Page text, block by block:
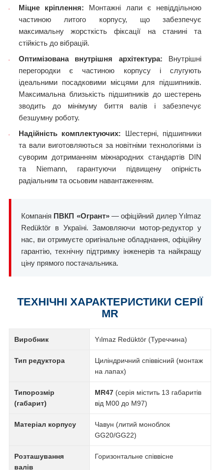
Міцне кріплення: Монтажні лапи є невіддільною
частиною литого корпусу, що забезпечує
максимальну жорсткість фіксації на станині та
стійкість до вібрацій.
Оптимізована внутрішня архітектура: Внутрішні
перегородки є частиною корпусу і слугують
ідеальними посадковими місцями для підшипників.
Максимальна близькість підшипників до шестерень
зводить до мінімуму биття валів і забезпечує
безшумну роботу.
Надійність комплектуючих: Шестерні, підшипники
та вали виготовляються за новітніми технологіями із
суворим дотриманням міжнародних стандартів DIN
та Niemann, гарантуючи підвищену опірність
радіальним та осьовим навантаженням.
Компанія ПВКП «Огрант»— офіційний дилер Yılmaz
Redüktör в Україні. Замовляючи мотор-редуктор у
нас, ви отримуєте оригінальне обладнання, офіційну
гарантію, технічну підтримку інженерів та найкращу
ціну прямого постачальника.
ТЕХНІЧНІ ХАРАКТЕРИСТИКИ СЕРІЇ
MR
Виробник Yılmaz Redüktör (Туреччина)
Тип редуктора
Циліндричний співвісний (монтаж
на лапах)
Типорозмір
(габарит)
MR47 (серія містить 13 габаритів
від M00 до M97)
Матеріал корпусу
Чавун (литий моноблок
GG20/GG22)
Розташування
валів
Горизонтальне співвісне